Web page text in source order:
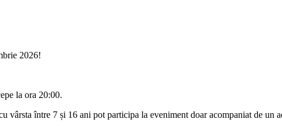
2026!
la ora 20:00.
vârsta între 7 și 16 ani pot participa la eveniment doar acompaniat de un